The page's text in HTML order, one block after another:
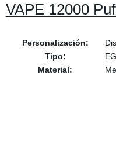
VAPE 12000
Personalización:
Tipo:
Material: